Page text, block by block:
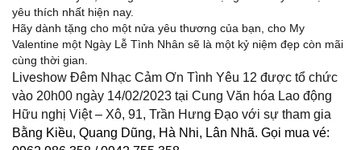
yêu thích nhất hiện nay.
Hãy dành tặng cho một nửa yêu thương của bạn, cho My
Valentine một Ngày Lễ Tình Nhân sẽ là một kỷ niệm đẹp còn mãi
cùng thời gian.
Liveshow Đêm Nhạc Cảm Ơn Tình Yêu 12 được tổ chức
vào 20h00 ngày 14/02/2023 tại Cung Văn hóa Lao động
Hữu nghị Việt – Xô, 91, Trần Hưng Đạo với sự tham gia
Bằng Kiều, Quang Dũng, Hà Nhi, Lân Nhã. Gọi mua vé: